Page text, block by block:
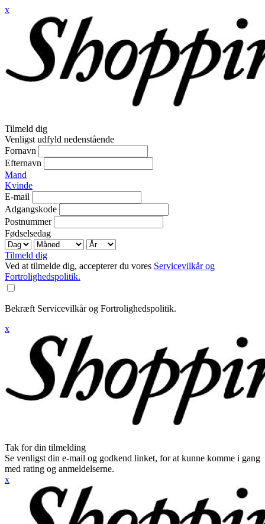
x
Tilmeld dig
Venligst udfyld nedenstående
Fornavn
Efternavn
Mand
Kvinde
E-mail
Adgangskode
Postnummer
Fødselsedag
Tilmeld dig
Ved at tilmelde dig, accepterer du vores Servicevilkår og
Fortrolighedspolitik.
Bekræft Servicevilkår og Fortrolighedspolitik.
x
Tak for din tilmelding
Se venligst din e-mail og godkend linket, for at kunne komme i gang
med rating og anmeldelserne.
x